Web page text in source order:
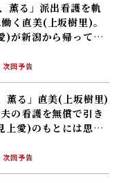
薫る」派出看護を軌
く直美(上坂樹里)。
)が新潟から帰ってく
次回予告
薫る」直美(上坂樹里)
の看護を無償で引き
上愛)のもとには思わ
次回予告